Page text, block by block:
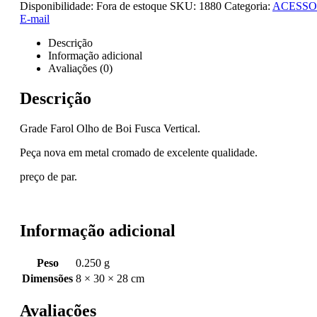
Disponibilidade: Fora de estoque SKU: 1880 Categoria:
E-mail
Descrição
Informação adicional
Avaliações (0)
Descrição
Grade Farol Olho de Boi Fusca Vertical.
Peça nova em metal cromado de excelente qualidade.
preço de par.
Informação adicional
Peso
0.250 g
Dimensões 8 × 30 × 28 cm
Avaliações